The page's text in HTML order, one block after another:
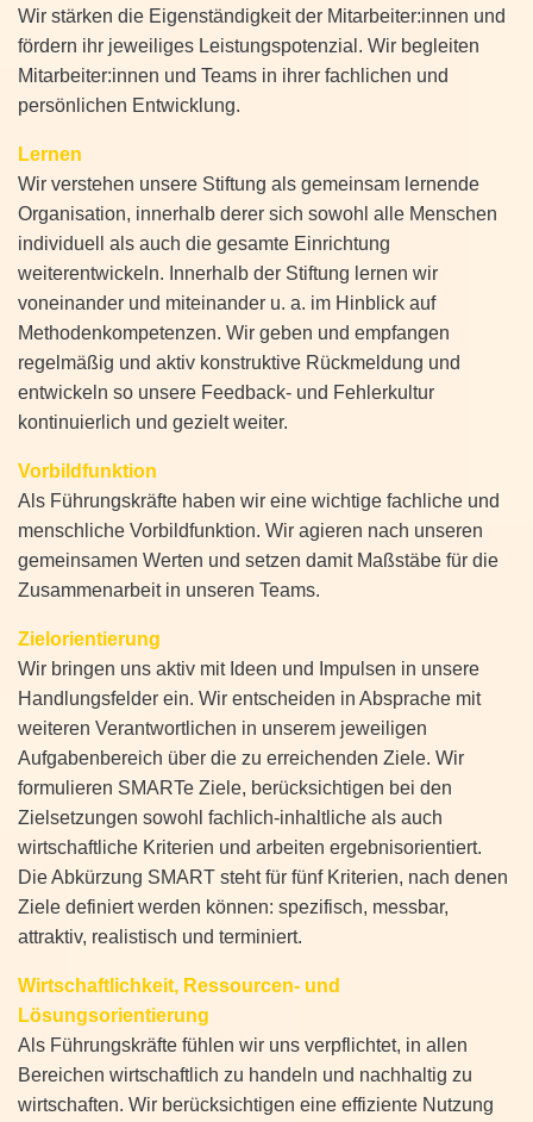
Wir stärken die Eigenständigkeit der Mitarbeiter:innen und
fördern ihr jeweiliges Leistungspotenzial. Wir begleiten
Mitarbeiter:innen und Teams in ihrer fachlichen und
persönlichen Entwicklung.
Lernen
Wir verstehen unsere Stiftung als gemeinsam lernende
Organisation, innerhalb derer sich sowohl alle Menschen
individuell als auch die gesamte Einrichtung
weiterentwickeln. Innerhalb der Stiftung lernen wir
voneinander und miteinander u. a. im Hinblick auf
Methodenkompetenzen. Wir geben und empfangen
regelmäßig und aktiv konstruktive Rückmeldung und
entwickeln so unsere Feedback- und Fehlerkultur
kontinuierlich und gezielt weiter.
Vorbildfunktion
Als Führungskräfte haben wir eine wichtige fachliche und
menschliche Vorbildfunktion. Wir agieren nach unseren
gemeinsamen Werten und setzen damit Maßstäbe für die
Zusammenarbeit in unseren Teams.
Zielorientierung
Wir bringen uns aktiv mit Ideen und Impulsen in unsere
Handlungsfelder ein. Wir entscheiden in Absprache mit
weiteren Verantwortlichen in unserem jeweiligen
Aufgabenbereich über die zu erreichenden Ziele. Wir
formulieren SMARTe Ziele, berücksichtigen bei den
Zielsetzungen sowohl fachlich-inhaltliche als auch
wirtschaftliche Kriterien und arbeiten ergebnisorientiert.
Die Abkürzung SMART steht für fünf Kriterien, nach denen
Ziele definiert werden können: spezifisch, messbar,
attraktiv, realistisch und terminiert.
Wirtschaftlichkeit, Ressourcen- und
Lösungsorientierung
Als Führungskräfte fühlen wir uns verpflichtet, in allen
Bereichen wirtschaftlich zu handeln und nachhaltig zu
wirtschaften. Wir berücksichtigen eine effiziente Nutzung